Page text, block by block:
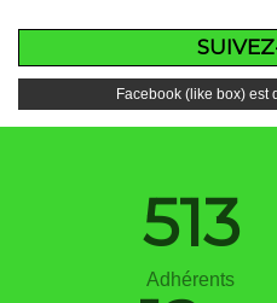
Facebook (like box) est
513
Adhérents